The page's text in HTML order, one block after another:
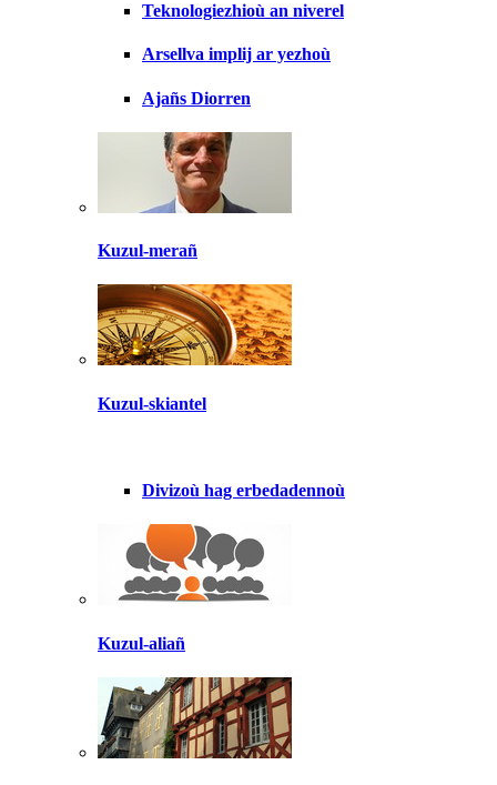
Teknologiezhioù an niverel
Arsellva implij ar yezhoù
Ajañs Diorren
Kuzul-merañ
Kuzul-skiantel
Divizoù hag erbedadennoù
Kuzul-aliañ